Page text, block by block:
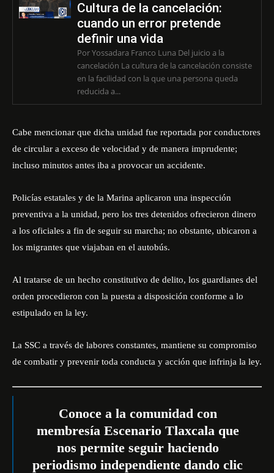
Cultura de la cancelación:
cuando un error pretende
definir una vida
Por Yossadara Franco Luna Del juicio a la
cancelación La cultura de la cancelación consiste
en la facilidad con la que una persona queda
reducida a...
Cabe mencionar que dicha unidad fue reportada por conductores
de circular a exceso de velocidad y de manera imprudente;
incluso minutos antes iba a provocar un accidente.
Policías estatales y de la Marina aplicaron una inspección
preventiva a la unidad, pero los tres detenidos ofrecieron dinero
a los oficiales a fin de seguir su marcha; no obstante, ubicaron a
los migrantes que viajaban en el autobús.
Al tratarse de un hecho constitutivo de delito, los guardianes del
orden procedieron con la puesta a disposición conforme a lo
estipulado en la ley.
La SSC a través de labores constantes, mantiene su compromiso
de combatir y prevenir toda conducta y acción que infrinja la ley.
Conoce a la comunidad con
membresía Escenario Tlaxcala que
nos permite seguir haciendo
periodismo independiente dando clic